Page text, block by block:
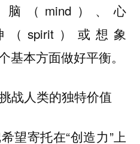
（mind）、心
（spirit）或想象
基本方面做好平衡。
战人类的独特价值
望寄托在“创造力”上